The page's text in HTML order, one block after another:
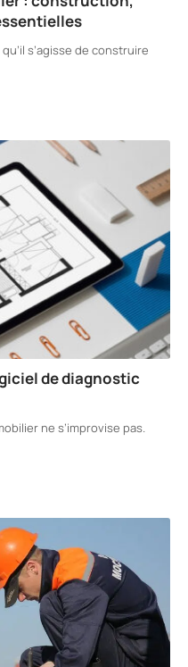
s’agisse de construire
de diagnostic
ne s’improvise pas.